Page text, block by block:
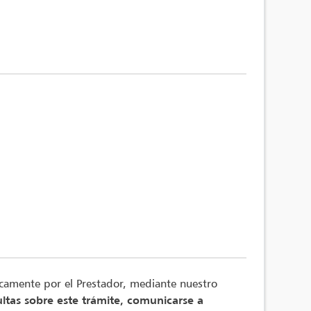
por el Prestador, mediante nuestro
sobre este trámite, comunicarse a